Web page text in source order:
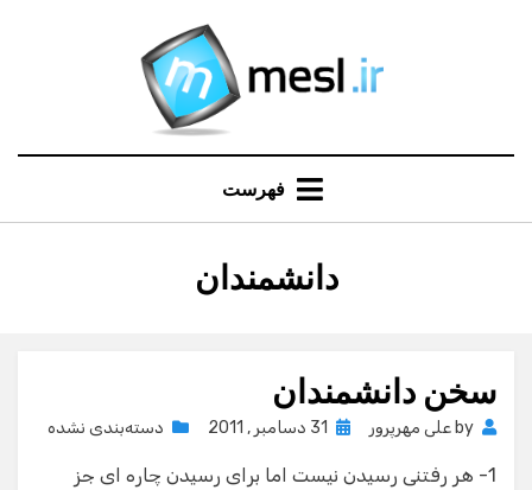
فهرست
برچسب
:
دانشمندان
سخن دانشمندان
by علی مهرپرور
Posted
31 دسامبر , 2011 دسته‌بندی نشده
1- هر رفتنی رسیدن نیست اما برای رسیدن چاره ای جز